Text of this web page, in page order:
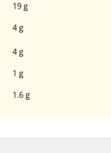
19 g
4 g
4 g
1 g
1.6 g